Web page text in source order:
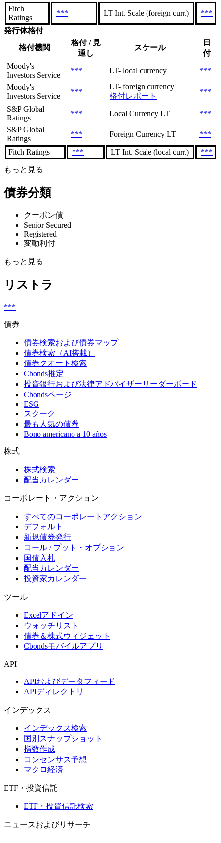
Fitch
Ratings
*** LT Int. Scale (foreign curr.) ***
発行体格付
格付機関
格付 / 見
通し
スケール
日
付
Moody's
Investors Service
*** LT- local currency
***
Moody's
Investors Service
***
LT- foreign currency
格付レポート
***
S&P Global
Ratings
*** Local Currency LT
***
S&P Global
Ratings
*** Foreign Currency LT ***
Fitch Ratings *** LT Int. Scale (local curr.) ***
もっと見る
債券分類
クーポン債
Senior Secured
Registered
変動利付
もっと見る
リストラ
***
債券
債券検索および債券マップ
債券検索（AI搭載）
債券クオート検索
Cbonds推定
投資銀行および法律アドバイザーリーダーボード
Cbondsページ
ESG
スクーク
最も人気の債券
Bono americano a 10 años
株式
株式検索
配当カレンダー
コーポレート・アクション
すべてのコーポレートアクション
デフォルト
新規債券発行
コール / プット・オプション
国債入札
配当カレンダー
投資家カレンダー
ツール
Excelアドイン
ウォッチリスト
債券＆株式ウィジェット
Cbondsモバイルアプリ
API
APIおよびデータフィード
APIディレクトリ
インデックス
インデックス検索
国別スナップショット
指数作成
コンセンサス予想
マクロ経済
ETF・投資信託
ETF・投資信託検索
ニュースおよびリサーチ